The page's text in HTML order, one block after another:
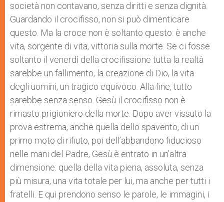
società non contavano, senza diritti e senza dignità.
Guardando il crocifisso, non si può dimenticare
questo. Ma la croce non è soltanto questo: è anche
vita, sorgente di vita, vittoria sulla morte. Se ci fosse
soltanto il venerdì della crocifissione tutta la realtà
sarebbe un fallimento, la creazione di Dio, la vita
degli uomini, un tragico equivoco. Alla fine, tutto
sarebbe senza senso. Gesù il crocifisso non è
rimasto prigioniero della morte. Dopo aver vissuto la
prova estrema, anche quella dello spavento, di un
primo moto di rifiuto, poi dell’abbandono fiducioso
nelle mani del Padre, Gesù è entrato in un’altra
dimensione: quella della vita piena, assoluta, senza
più misura, una vita totale per lui, ma anche per tutti i
fratelli. E qui prendono senso le parole, le immagini, i